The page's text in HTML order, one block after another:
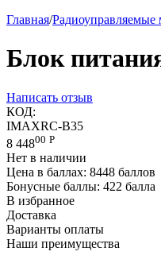
Главная/Радиоуправляемые
Блок
Написать отзыв
КОД:
IMAXRC-B35
8 44800 Р
Нет в наличии
Цена в баллах: 8448 баллов
Бонусные баллы: 422 балла
В избранное
Доставка
Варианты оплаты
Наши преимущества